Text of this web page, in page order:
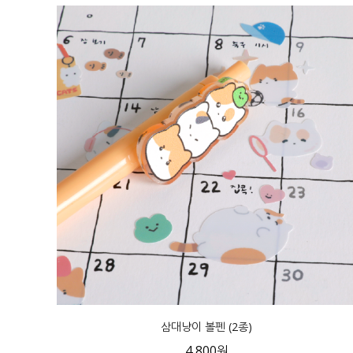
삼대냥이 볼펜 (2종)